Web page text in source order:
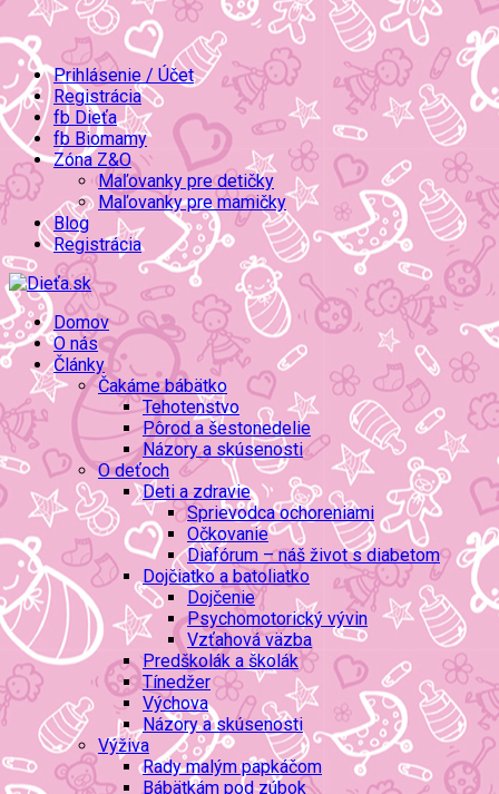
Prihlásenie / Účet
Registrácia
fb Dieťa
fb Biomamy
Zóna Z&O
Maľovanky pre detičky
Maľovanky pre mamičky
Blog
Registrácia
Domov
O nás
Články
Čakáme bábätko
Tehotenstvo
Pôrod a šestonedelie
Názory a skúsenosti
O deťoch
Deti a zdravie
Sprievodca ochoreniami
Očkovanie
Diafórum – náš život s diabetom
Dojčiatko a batoliatko
Dojčenie
Psychomotorický vývin
Vzťahová väzba
Predškolák a školák
Tínedžer
Výchova
Názory a skúsenosti
Výživa
Rady malým papkáčom
Bábätkám pod zúbok